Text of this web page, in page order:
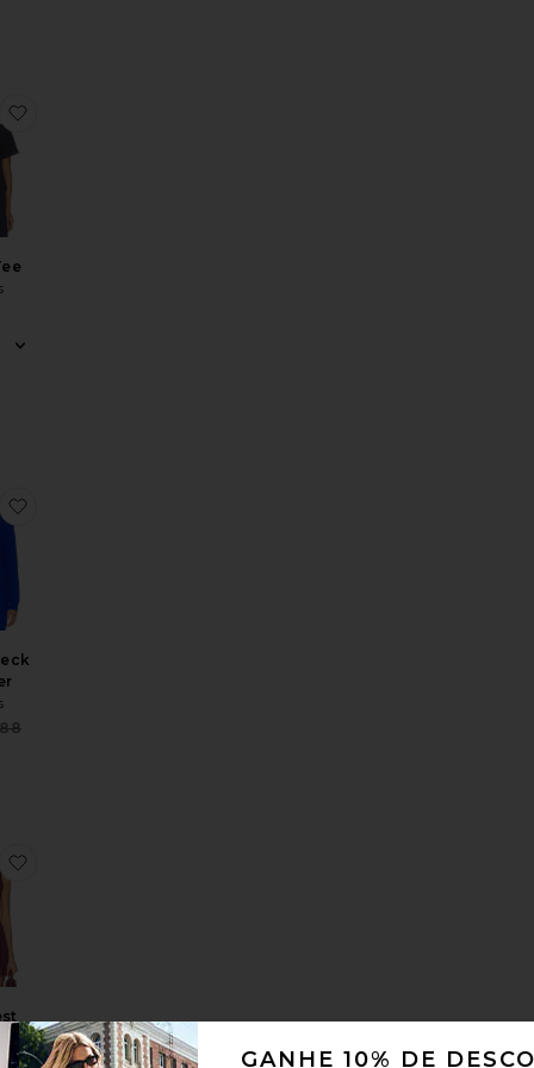
Boatneck Top
Skort
Top
GANHE 10% DE